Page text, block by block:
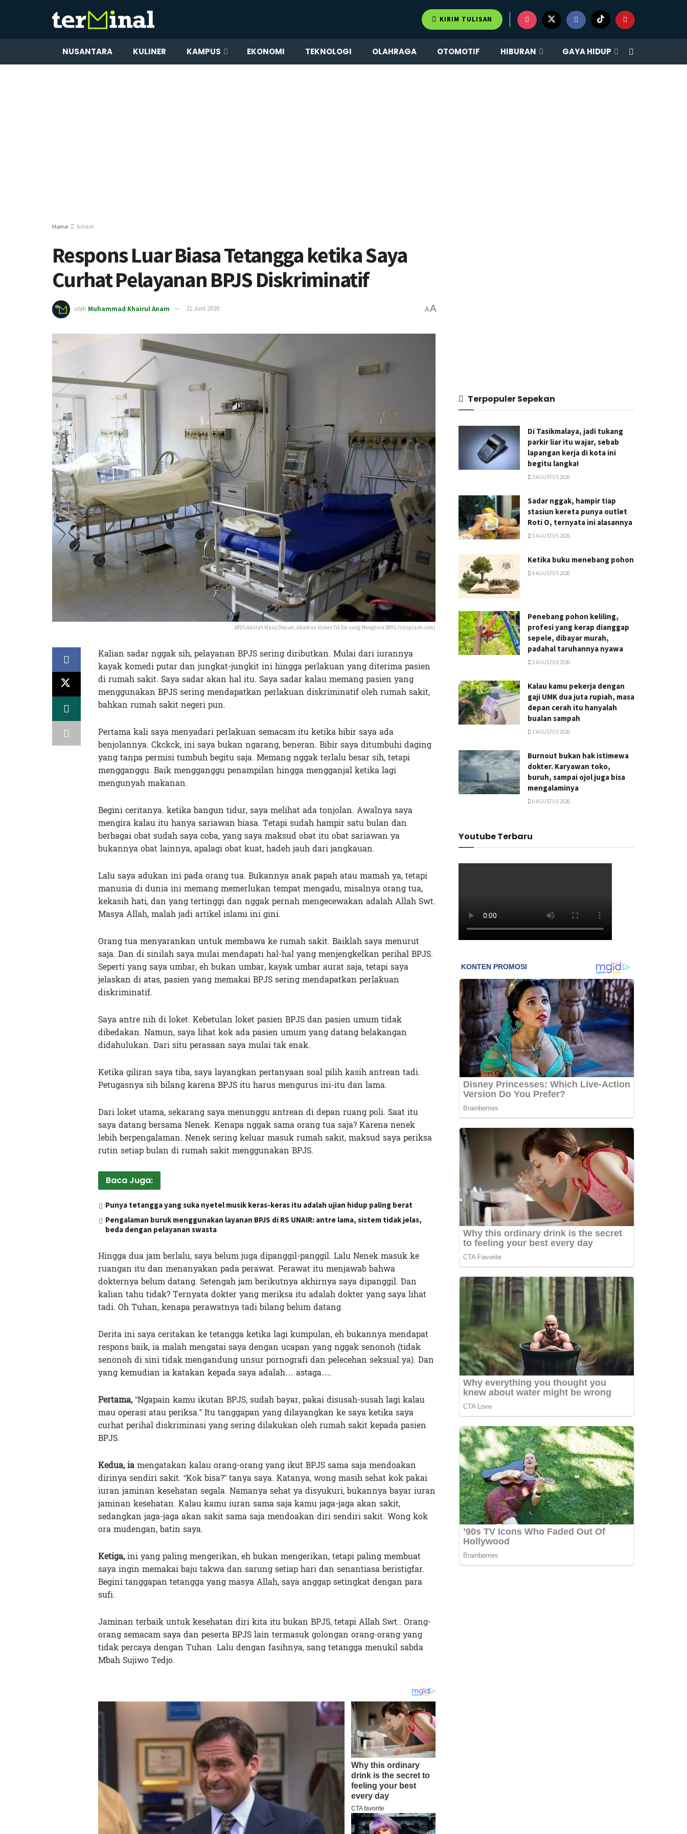
KIRIM TULISAN
NUSANTARA KULINER KAMPUS EKONOMI TEKNOLOGI OLAHRAGA OTOMOTIF HIBURAN GAYA HIDUP
Home Artikel
Respons Luar Biasa Tetangga ketika Saya
Curhat Pelayanan BPJS Diskriminatif
oleh Muhammad Khairul Anam 21 Juni 2020 AA
BPJS Adalah Masa Depan, Abaikan Nakes TikTok yang Menghina BPJS (Unsplash.com)
Kalian sadar nggak sih, pelayanan BPJS sering diributkan. Mulai dari iurannya
kayak komedi putar dan jungkat-jungkit ini hingga perlakuan yang diterima pasien
di rumah sakit. Saya sadar akan hal itu. Saya sadar kalau memang pasien yang
menggunakan BPJS sering mendapatkan perlakuan diskriminatif oleh rumah sakit,
bahkan rumah sakit negeri pun.
Pertama kali saya menyadari perlakuan semacam itu ketika bibir saya ada
benjolannya. Ckckck, ini saya bukan ngarang, beneran. Bibir saya ditumbuhi daging
yang tanpa permisi tumbuh begitu saja. Memang nggak terlalu besar sih, tetapi
mengganggu. Baik mengganggu penampilan hingga mengganjal ketika lagi
mengunyah makanan.
Begini ceritanya. ketika bangun tidur, saya melihat ada tonjolan. Awalnya saya
mengira kalau itu hanya sariawan biasa. Tetapi sudah hampir satu bulan dan
berbagai obat sudah saya coba, yang saya maksud obat itu obat sariawan ya
bukannya obat lainnya, apalagi obat kuat, hadeh jauh dari jangkauan.
Lalu saya adukan ini pada orang tua. Bukannya anak papah atau mamah ya, tetapi
manusia di dunia ini memang memerlukan tempat mengadu, misalnya orang tua,
kekasih hati, dan yang tertinggi dan nggak pernah mengecewakan adalah Allah Swt.
Masya Allah, malah jadi artikel islami ini gini.
Orang tua menyarankan untuk membawa ke rumah sakit. Baiklah saya menurut
saja. Dan di sinilah saya mulai mendapati hal-hal yang menjengkelkan perihal BPJS.
Seperti yang saya umbar, eh bukan umbar, kayak umbar aurat saja, tetapi saya
jelaskan di atas, pasien yang memakai BPJS sering mendapatkan perlakuan
diskriminatif.
Saya antre nih di loket. Kebetulan loket pasien BPJS dan pasien umum tidak
dibedakan. Namun, saya lihat kok ada pasien umum yang datang belakangan
didahulukan. Dari situ perasaan saya mulai tak enak.
Ketika giliran saya tiba, saya layangkan pertanyaan soal pilih kasih antrean tadi.
Petugasnya sih bilang karena BPJS itu harus mengurus ini-itu dan lama.
Dari loket utama, sekarang saya menunggu antrean di depan ruang poli. Saat itu
saya datang bersama Nenek. Kenapa nggak sama orang tua saja? Karena nenek
lebih berpengalaman. Nenek sering keluar masuk rumah sakit, maksud saya periksa
rutin setiap bulan di rumah sakit menggunakan BPJS.
Baca Juga:
Punya tetangga yang suka nyetel musik keras-keras itu adalah ujian hidup paling berat
Pengalaman buruk menggunakan layanan BPJS di RS UNAIR: antre lama, sistem tidak jelas,
beda dengan pelayanan swasta
Hingga dua jam berlalu, saya belum juga dipanggil-panggil. Lalu Nenek masuk ke
ruangan itu dan menanyakan pada perawat. Perawat itu menjawab bahwa
dokternya belum datang. Setengah jam berikutnya akhirnya saya dipanggil. Dan
kalian tahu tidak? Ternyata dokter yang meriksa itu adalah dokter yang saya lihat
tadi. Oh Tuhan, kenapa perawatnya tadi bilang belum datang.
Derita ini saya ceritakan ke tetangga ketika lagi kumpulan, eh bukannya mendapat
respons baik, ia malah mengatai saya dengan ucapan yang nggak senonoh (tidak
senonoh di sini tidak mengandung unsur pornografi dan pelecehan seksual ya). Dan
yang kemudian ia katakan kepada saya adalah… astaga….
Pertama,“Ngapain kamu ikutan BPJS, sudah bayar, pakai disusah-susah lagi kalau
mau operasi atau periksa.” Itu tanggapan yang dilayangkan ke saya ketika saya
curhat perihal diskriminasi yang sering dilakukan oleh rumah sakit kepada pasien
BPJS.
Kedua, iamengatakan kalau orang-orang yang ikut BPJS sama saja mendoakan
dirinya sendiri sakit. “Kok bisa?” tanya saya. Katanya, wong masih sehat kok pakai
iuran jaminan kesehatan segala. Namanya sehat ya disyukuri, bukannya bayar iuran
jaminan kesehatan. Kalau kamu iuran sama saja kamu jaga-jaga akan sakit,
sedangkan jaga-jaga akan sakit sama saja mendoakan diri sendiri sakit. Wong kok
ora mudengan, batin saya.
Ketiga,ini yang paling mengerikan, eh bukan mengerikan, tetapi paling membuat
saya ingin memakai baju takwa dan sarung setiap hari dan senantiasa beristigfar.
Begini tanggapan tetangga yang masya Allah, saya anggap setingkat dengan para
sufi.
Jaminan terbaik untuk kesehatan diri kita itu bukan BPJS, tetapi Allah Swt.. Orang-
orang semacam saya dan peserta BPJS lain termasuk golongan orang-orang yang
tidak percaya dengan Tuhan. Lalu dengan fasihnya, sang tetangga menukil sabda
Mbah Sujiwo Tedjo.
Terpopuler Sepekan
Di Tasikmalaya, jadi tukang
parkir liar itu wajar, sebab
lapangan kerja di kota ini
begitu langka!
3 AGUSTUS 2026
Sadar nggak, hampir tiap
stasiun kereta punya outlet
Roti O, ternyata ini alasannya
5 AGUSTUS 2026
Ketika buku menebang pohon
4 AGUSTUS 2026
Penebang pohon keliling,
profesi yang kerap dianggap
sepele, dibayar murah,
padahal taruhannya nyawa
2 AGUSTUS 2026
Kalau kamu pekerja dengan
gaji UMK dua juta rupiah, masa
depan cerah itu hanyalah
bualan sampah
7 AGUSTUS 2026
Burnout bukan hak istimewa
dokter. Karyawan toko,
buruh, sampai ojol juga bisa
mengalaminya
6 AGUSTUS 2026
Youtube Terbaru